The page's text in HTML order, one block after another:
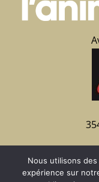
Nous utilisons
expérience sur